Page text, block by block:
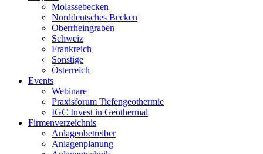
Molassebecken
Norddeutsches Becken
Oberrheingraben
Schweiz
Frankreich
Sonstige
Österreich
Events
Webinare
Praxisforum Tiefengeothermie
IGC Invest in Geothermal
Firmenverzeichnis
Anlagenbetreiber
Anlagenplanung